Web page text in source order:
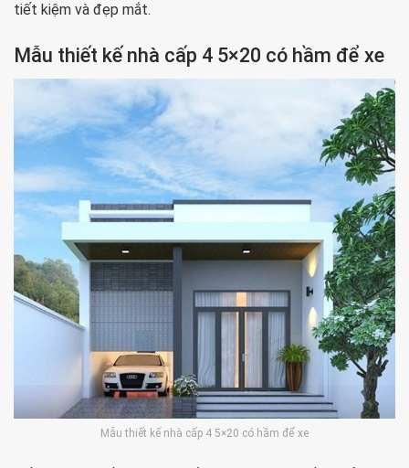
tiết kiệm và đẹp mắt.
Mẫu thiết kế nhà cấp 4 5×20 có hầm để xe
Mẫu thiết kế nhà cấp 4 5×20 có hầm để xe